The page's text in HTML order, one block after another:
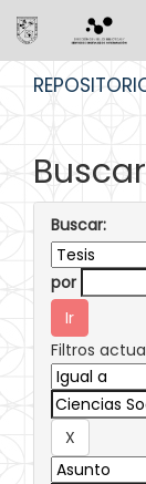
Buscar
Buscar:
por
Filtros